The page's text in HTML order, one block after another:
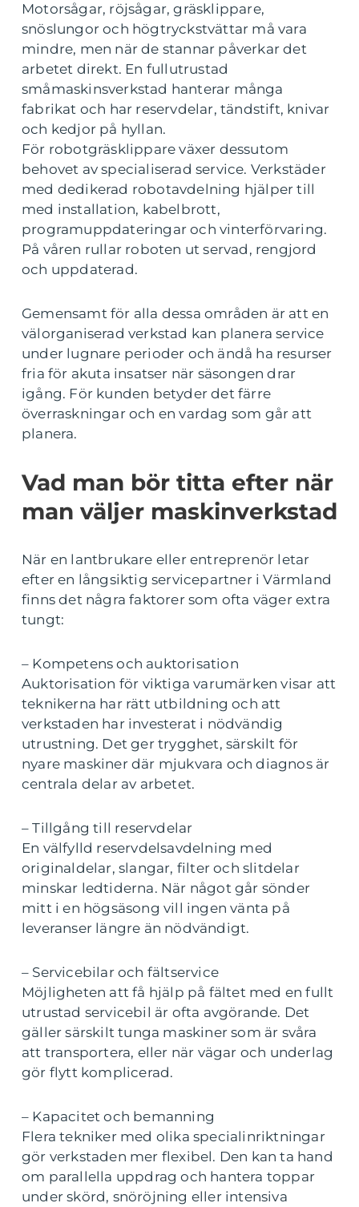
Motorsågar, röjsågar, gräsklippare,
snöslungor och högtryckstvättar må vara
mindre, men när de stannar påverkar det
arbetet direkt. En fullutrustad
småmaskinsverkstad hanterar många
fabrikat och har reservdelar, tändstift, knivar
och kedjor på hyllan.
För robotgräsklippare växer dessutom
behovet av specialiserad service. Verkstäder
med dedikerad robotavdelning hjälper till
med installation, kabelbrott,
programuppdateringar och vinterförvaring.
På våren rullar roboten ut servad, rengjord
och uppdaterad.
Gemensamt för alla dessa områden är att en
välorganiserad verkstad kan planera service
under lugnare perioder och ändå ha resurser
fria för akuta insatser när säsongen drar
igång. För kunden betyder det färre
överraskningar och en vardag som går att
planera.
Vad man bör titta efter när
man väljer maskinverkstad
När en lantbrukare eller entreprenör letar
efter en långsiktig servicepartner i Värmland
finns det några faktorer som ofta väger extra
tungt:
– Kompetens och auktorisation
Auktorisation för viktiga varumärken visar att
teknikerna har rätt utbildning och att
verkstaden har investerat i nödvändig
utrustning. Det ger trygghet, särskilt för
nyare maskiner där mjukvara och diagnos är
centrala delar av arbetet.
– Tillgång till reservdelar
En välfylld reservdelsavdelning med
originaldelar, slangar, filter och slitdelar
minskar ledtiderna. När något går sönder
mitt i en högsäsong vill ingen vänta på
leveranser längre än nödvändigt.
– Servicebilar och fältservice
Möjligheten att få hjälp på fältet med en fullt
utrustad servicebil är ofta avgörande. Det
gäller särskilt tunga maskiner som är svåra
att transportera, eller när vägar och underlag
gör flytt komplicerad.
– Kapacitet och bemanning
Flera tekniker med olika specialinriktningar
gör verkstaden mer flexibel. Den kan ta hand
om parallella uppdrag och hantera toppar
under skörd, snöröjning eller intensiva